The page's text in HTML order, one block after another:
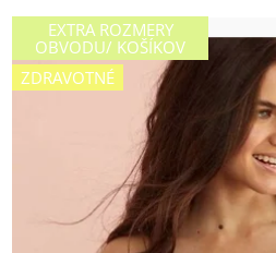
EXTRA ROZMERY
OBVODU/ KOŠÍKOV
ZDRAVOTNÉ